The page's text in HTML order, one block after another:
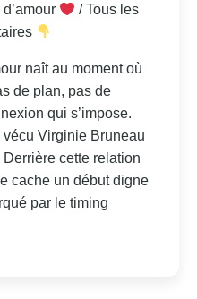
/ Tous les
naît au moment où
de plan, pas de
qui s’impose.
vécu Virginie Bruneau
cette relation
cache un début digne
par le timing